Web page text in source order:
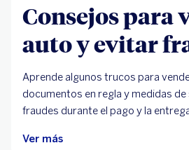
Consejos para
auto y evitar
Aprende algunos trucos para
documentos en regla y medidas
fraudes durante el pago y la
Ver más